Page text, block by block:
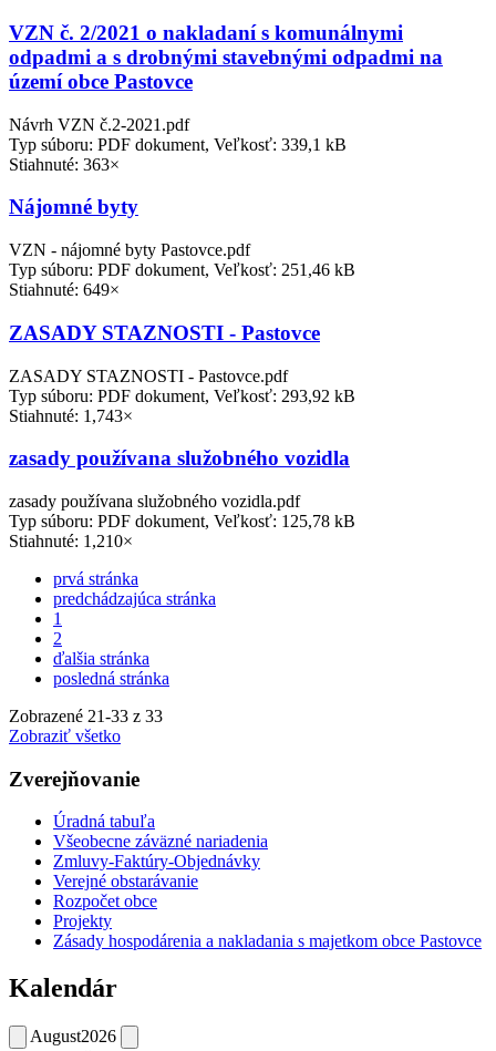
VZN č. 2/2021 o nakladaní s komunálnymi
odpadmi a s drobnými stavebnými odpadmi na
území obce Pastovce
Návrh VZN č.2-2021.pdf
Typ súboru: PDF dokument, Veľkosť: 339,1 kB
Stiahnuté: 363×
Nájomné byty
VZN - nájomné byty Pastovce.pdf
Typ súboru: PDF dokument, Veľkosť: 251,46 kB
Stiahnuté: 649×
ZASADY STAZNOSTI - Pastovce
ZASADY STAZNOSTI - Pastovce.pdf
Typ súboru: PDF dokument, Veľkosť: 293,92 kB
Stiahnuté: 1,743×
zasady používana služobného vozidla
zasady používana služobného vozidla.pdf
Typ súboru: PDF dokument, Veľkosť: 125,78 kB
Stiahnuté: 1,210×
prvá stránka
predchádzajúca stránka
1
2
ďalšia stránka
posledná stránka
Zobrazené 21-33 z 33
Zobraziť všetko
Zverejňovanie
Úradná tabuľa
Všeobecne záväzné nariadenia
Zmluvy-Faktúry-Objednávky
Verejné obstarávanie
Rozpočet obce
Projekty
Zásady hospodárenia a nakladania s majetkom obce Pastovce
Kalendár
August2026